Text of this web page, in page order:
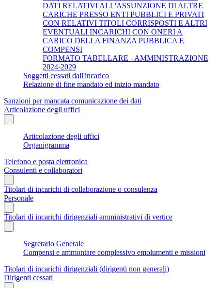
DATI RELATIVI ALL'ASSUNZIONE DI ALTRE
CARICHE PRESSO ENTI PUBBLICI E PRIVATI
CON RELATIVI TITOLI CORRISPOSTI E ALTRI
EVENTUALI INCARICHI CON ONERI A
CARICO DELLA FINANZA PUBBLICA E
COMPENSI
FORMATO TABELLARE - AMMINISTRAZIONE
2024-2029
Soggetti cessati dall'incarico
Relazione di fine mandato ed inizio mandato
Sanzioni per mancata comunicazione dei dati
Articolazione degli uffici
Articolazione degli uffici
Organigramma
Telefono e posta elettronica
Consulenti e collaboratori
Titolari di incarichi di collaborazione o consulenza
Personale
Titolari di incarichi dirigenziali amministrativi di vertice
Segretario Generale
Compensi e ammontare complessivo emolumenti e missioni
Titolari di incarichi dirigenziali (dirigenti non generali)
Dirigenti cessati